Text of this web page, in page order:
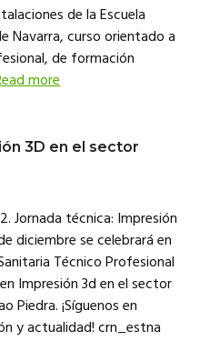
de la Escuela
Navarra, curso orientado a
de formación
more
3D en el sector
Jornada técnica: Impresión
diciembre se celebrará en
Técnico Profesional
Impresión 3d en el sector
Piedra. ¡Síguenos en
y actualidad! crn_estna